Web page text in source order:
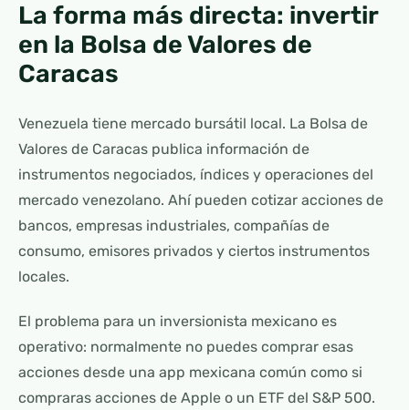
La forma más directa: invertir
en la Bolsa de Valores de
Caracas
Venezuela tiene mercado bursátil local. La Bolsa de
Valores de Caracas publica información de
instrumentos negociados, índices y operaciones del
mercado venezolano. Ahí pueden cotizar acciones de
bancos, empresas industriales, compañías de
consumo, emisores privados y ciertos instrumentos
locales.
El problema para un inversionista mexicano es
operativo: normalmente no puedes comprar esas
acciones desde una app mexicana común como si
compraras acciones de Apple o un ETF del S&P 500.